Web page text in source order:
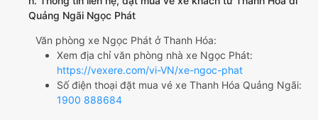
Quảng Ngãi Ngọc Phát
Văn phòng xe Ngọc Phát ở Thanh Hóa:
Xem địa chỉ văn phòng nhà xe Ngọc Phát:
https://vexere.com/vi-VN/xe-ngoc-phat
Số điện thoại đặt mua vé xe Thanh Hóa Quảng Ngãi:
1900 888684